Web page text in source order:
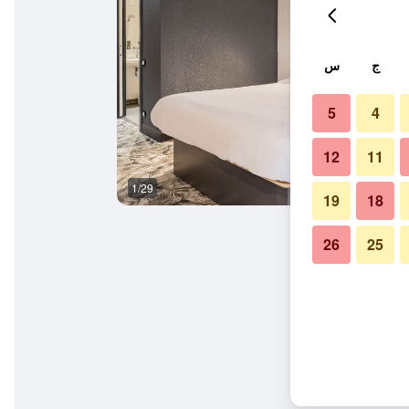
1/29
ج س
4
5
11
12
18
19
25
26